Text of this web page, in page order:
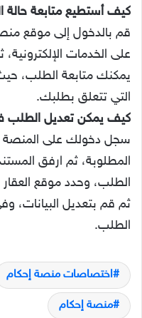
كيف أستطيع متابعة
قم بالدخول إلى موقع
على الخدمات
يمكنك متابعة الطلب،
التي تتعلق بطلبك.
كيف يمكن تعديل الطلب
سجل دخولك على المنصة
المطلوبة، ثم ارفق
الطلب، وحدد موقع
ثم قم بتعديل البيانات،
الطلب.
اختصاصات منصة إحكام
منصة إحكام